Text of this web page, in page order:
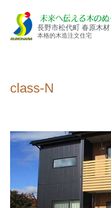
長野市松代町 春原木材
本格的木造注文住宅
class-N